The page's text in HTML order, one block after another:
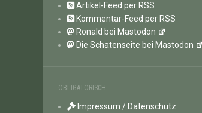
Artikel-Feed per RSS
Kommentar-Feed per RSS
Ronald bei Mastodon
Die Schatenseite bei Mastodon
OBLIGATORISCH
Impressum / Datenschutz